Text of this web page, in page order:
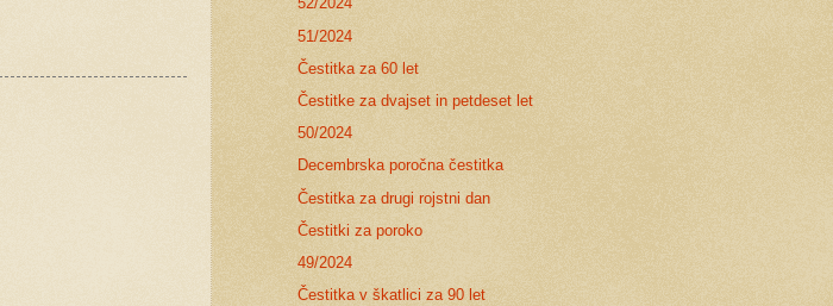
51/2024
Čestitka za 60 let
Čestitke za dvajset in petdeset let
50/2024
Decembrska poročna čestitka
Čestitka za drugi rojstni dan
Čestitki za poroko
49/2024
Čestitka v škatlici za 90 let